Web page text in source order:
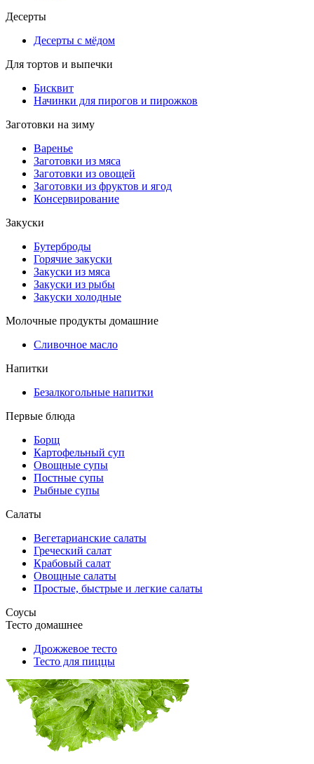
Десерты
Десерты с мёдом
Для тортов и выпечки
Бисквит
Начинки для пирогов и пирожков
Заготовки на зиму
Варенье
Заготовки из мяса
Заготовки из овощей
Заготовки из фруктов и ягод
Консервирование
Закуски
Бутерброды
Горячие закуски
Закуски из мяса
Закуски из рыбы
Закуски холодные
Молочные продукты домашние
Сливочное масло
Напитки
Безалкогольные напитки
Первые блюда
Борщ
Картофельный суп
Овощные супы
Постные супы
Рыбные супы
Салаты
Вегетарианские салаты
Греческий салат
Крабовый салат
Овощные салаты
Простые, быстрые и легкие салаты
Соусы
Тесто домашнее
Дрожжевое тесто
Тесто для пиццы